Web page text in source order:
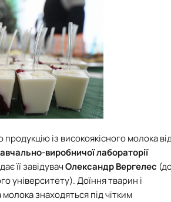
із високоякісного молока
виробничої лабораторії
її завідувачОлександр Вергелес
університету). Доїння тварин і
знаходяться під чітким